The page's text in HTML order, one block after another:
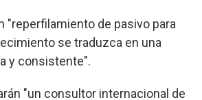
"reperfilamiento de pasivo para
se traduzca en una
y consistente".
"un consultor internacional de